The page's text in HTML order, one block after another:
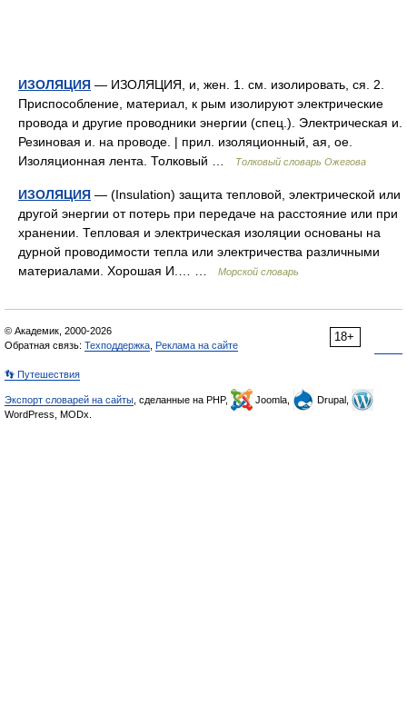
ИЗОЛЯЦИЯ — ИЗОЛЯЦИЯ, и, жен. 1. см. изолировать, ся. 2.
Приспособление, материал, к рым изолируют электрические
провода и другие проводники энергии (спец.). Электрическая и.
Резиновая и. на проводе. | прил. изоляционный, ая, ое.
Изоляционная лента. Толковый …
Толковый словарь Ожегова
ИЗОЛЯЦИЯ — (Insulation) защита тепловой, электрической или
другой энергии от потерь при передаче на расстояние или при
хранении. Тепловая и электрическая изоляции основаны на
дурной проводимости тепла или электричества различными
материалами. Хорошая И.… …
Морской словарь
18+
© Академик, 2000-2026
Обратная связь: Техподдержка Реклама на сайте
👣 Путешествия
Экспорт словарей на сайты , сделанные на PHP, Joomla,
Drupal,
WordPress, MODx.